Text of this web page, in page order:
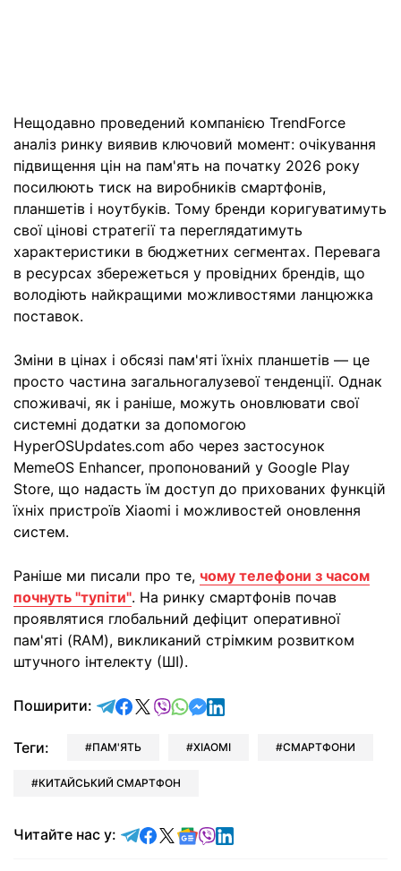
Нещодавно проведений компанією TrendForce
аналіз ринку виявив ключовий момент: очікування
підвищення цін на пам'ять на початку 2026 року
посилюють тиск на виробників смартфонів,
планшетів і ноутбуків. Тому бренди коригуватимуть
свої цінові стратегії та переглядатимуть
характеристики в бюджетних сегментах. Перевага
в ресурсах збережеться у провідних брендів, що
володіють найкращими можливостями ланцюжка
поставок.
Зміни в цінах і обсязі пам'яті їхніх планшетів — це
просто частина загальногалузевої тенденції. Однак
споживачі, як і раніше, можуть оновлювати свої
системні додатки за допомогою
HyperOSUpdates.com або через застосунок
MemeOS Enhancer, пропонований у Google Play
Store, що надасть їм доступ до прихованих функцій
їхніх пристроїв Xiaomi і можливостей оновлення
систем.
Раніше ми писали про те, чому телефони з часом
почнуть "тупіти". На ринку смартфонів почав
проявлятися глобальний дефіцит оперативної
пам'яті (RAM), викликаний стрімким розвитком
штучного інтелекту (ШІ).
Поширити: відправити у Telegram
поділитись у Facebook
поділитись у X
відправити у Viber
відправити у Whatsapp
відправити у Messenger
відправити у LinkedIn
Теги: ПАМ'ЯТЬ XIAOMI СМАРТФОНИ
КИТАЙСЬКИЙ СМАРТФОН
Читайте нас у: Читайте у Telegram
Читайте у Facebook
Читайте у X
Читайте у Google news
Читайте у Viber
Читайте у LinkedIn